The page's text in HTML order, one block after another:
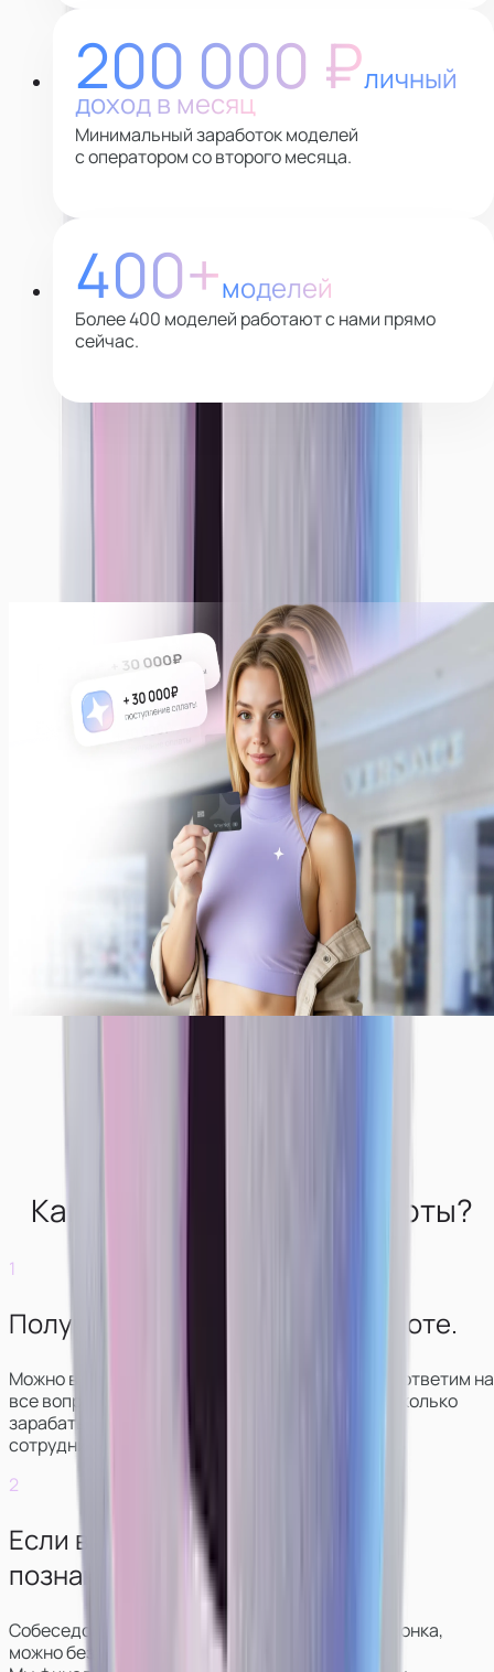
200 000 ₽личный
доход в месяц
Минимальный заработок моделей
с оператором со второго месяца.
400+моделей
Более 400 моделей работают с нами прямо
сейчас.
Почему выбирают нас
Платим всегда ежедневно!
Ежедневные выплаты — наша стандартная система
выплат. Вы также можете получать деньги раз в
неделю или месяц. Просто укажите, как было бы
комфортно вам — мы сделаем все, чтобы
предоставить вам лучшие условия!
Примеры заработков
Как выглядит начало работы?
1
Получите консультацию по работе.
Можно в чате или звонке. Мы свяжемся с вами, ответим на
все вопросы, покажем, как выглядит работа и сколько
зарабатывают модели в разных вариантах
сотрудничества.
2
Если всё понравится —
познакомитесь с куратором.
Собеседование обычно проходит в формате звонка,
можно без видео.